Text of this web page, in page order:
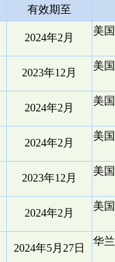
有效期至
2024年2月
美
2023年12月
美
2024年2月
美
2024年2月
美
2023年12月
美
2024年2月
美
2024年5月27日
华